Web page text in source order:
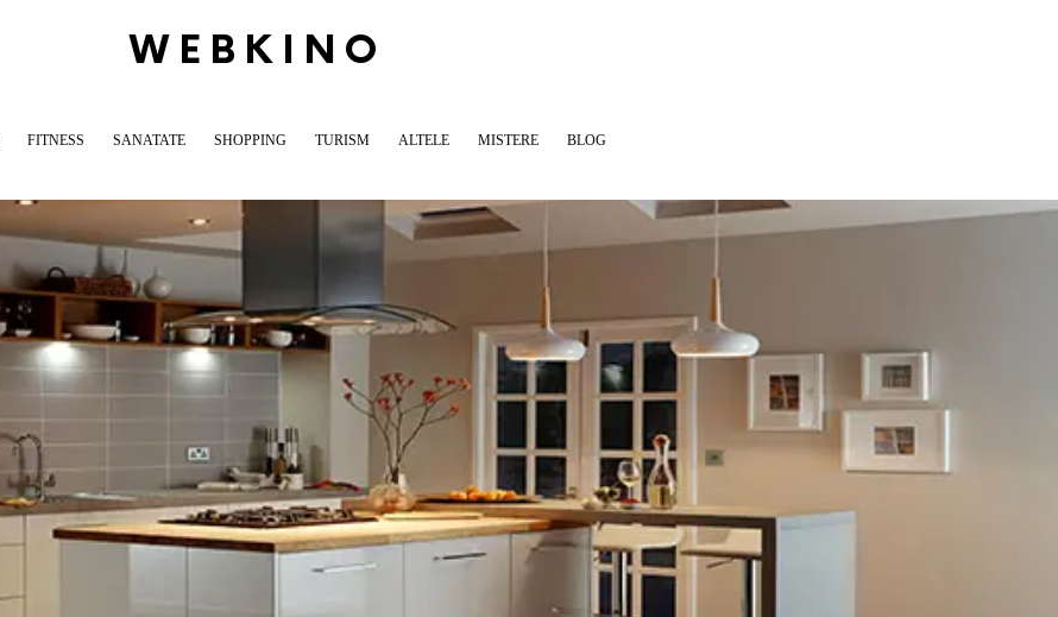
WEBKINO
FITNESS SANATATE SHOPPING TURISM ALTELE MISTERE BLOG